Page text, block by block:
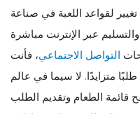
لقواعد اللعبة في صناعة
عبر الإنترنت مباشرة
التواصل الاجتماعي، فأنت
متزايدًا. لا سيما في عالم
قائمة الطعام وتقديم الطلب